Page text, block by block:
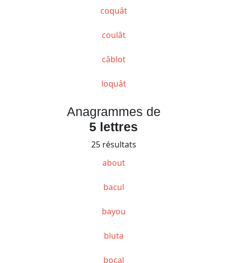
coquât
coulât
câblot
loquât
Anagrammes de
5 lettres
25 résultats
about
bacul
bayou
bluta
bocal